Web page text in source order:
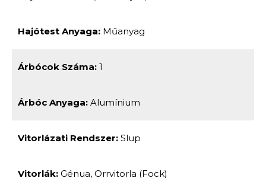
Hajótest Anyaga: Műanyag
Árbócok Száma: 1
Árbóc Anyaga: Alumínium
Vitorlázati Rendszer: Slup
Vitorlák: Génua, Orrvitorla (fock)